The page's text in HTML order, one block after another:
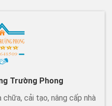
Trường Phong
chữa, cải tạo, nâng cấp nhà